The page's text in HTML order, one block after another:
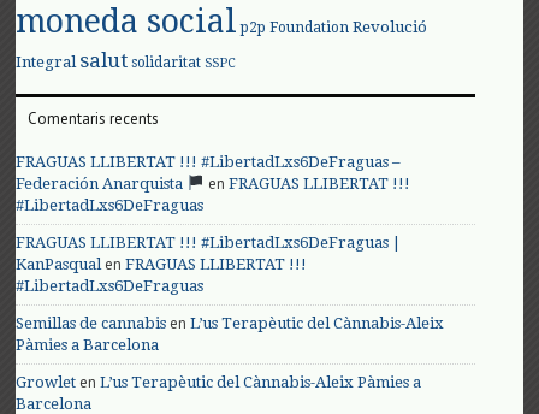
moneda social p2p Foundation Revolució
Integral salut solidaritat SSPC
Comentaris recents
FRAGUAS LLIBERTAT !!! #LibertadLxs6DeFraguas –
Federación Anarquista
enFRAGUAS LLIBERTAT !!!
#LibertadLxs6DeFraguas
FRAGUAS LLIBERTAT !!! #LibertadLxs6DeFraguas |
KanPasqualenFRAGUAS LLIBERTAT !!!
#LibertadLxs6DeFraguas
Semillas de cannabis enL’us Terapèutic del Cànnabis-Aleix
Pàmies a Barcelona
Growlet enL’us Terapèutic del Cànnabis-Aleix Pàmies a
Barcelona